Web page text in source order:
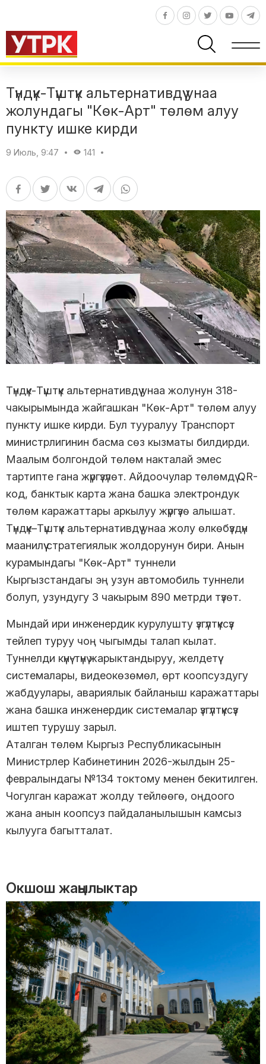
Түндүк-Түштүк альтернативдүү унаа
жолундагы "Көк-Арт" төлөм алуу
пункту ишке кирди
9 Июль, 9:47 141
Түндүк-Түштүк альтернативдүү унаа жолунун 318-
чакырымында жайгашкан "Көк-Арт" төлөм алуу
пункту ишке кирди. Бул тууралуу Транспорт
министрлигинин басма сөз кызматы билдирди.
Маалым болгондой төлөм накталай эмес
тартипте гана жүргүзүлөт. Айдоочулар төлөмдү QR-
код, банктык карта жана башка электрондук
төлөм каражаттары аркылуу жүргүзө алышат.
Түндүк–Түштүк альтернативдүү унаа жолу өлкөбүздүн
маанилүү стратегиялык жолдорунун бири. Анын
курамындагы "Көк-Арт" туннели
Кыргызстандагы эң узун автомобиль туннели
болуп, узундугу 3 чакырым 890 метрди түзөт.
Мындай ири инженердик курулушту үзгүлтүксүз
тейлеп туруу чоң чыгымды талап кылат.
Туннелди күнү-түнү жарыктандыруу, желдетүү
системалары, видеокөзөмөл, өрт коопсуздугу
жабдуулары, авариялык байланыш каражаттары
жана башка инженердик системалар үзгүлтүксүз
иштеп турушу зарыл.
Аталган төлөм Кыргыз Республикасынын
Министрлер Кабинетинин 2026-жылдын 25-
февралындагы №134 токтому менен бекитилген.
Чогулган каражат жолду тейлөөгө, оңдоого
жана анын коопсуз пайдаланылышын камсыз
кылууга багытталат.
Окшош жаңылыктар